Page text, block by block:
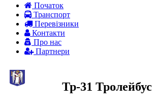
Початок
Транспорт
Перевiзники
Контакти
Про нас
Партнери
Тр-31 Тролейбус